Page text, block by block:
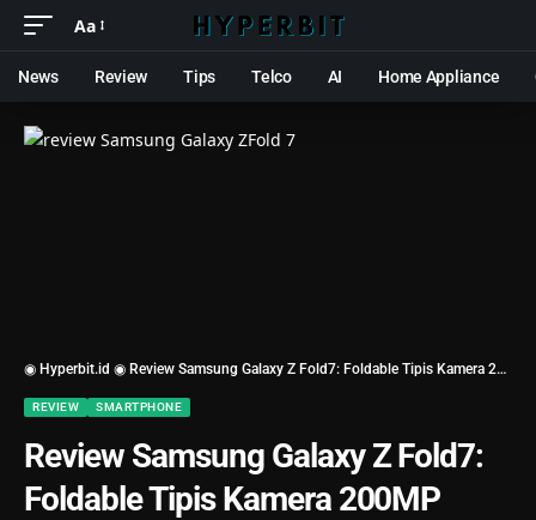
Aa
News Review Tips Telco AI Home Appliance
◉ Hyperbit.id ◉ Review Samsung Galaxy Z Fold7: Foldable Tipis Kamera 200MP
REVIEW SMARTPHONE
Review Samsung Galaxy Z Fold7:
Foldable Tipis Kamera 200MP